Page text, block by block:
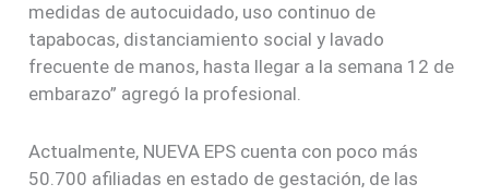
medidas de autocuidado, uso continuo de
tapabocas, distanciamiento social y lavado
frecuente de manos, hasta llegar a la semana 12 de
embarazo” agregó la profesional.
Actualmente, NUEVA EPS cuenta con poco más
50.700 afiliadas en estado de gestación, de las